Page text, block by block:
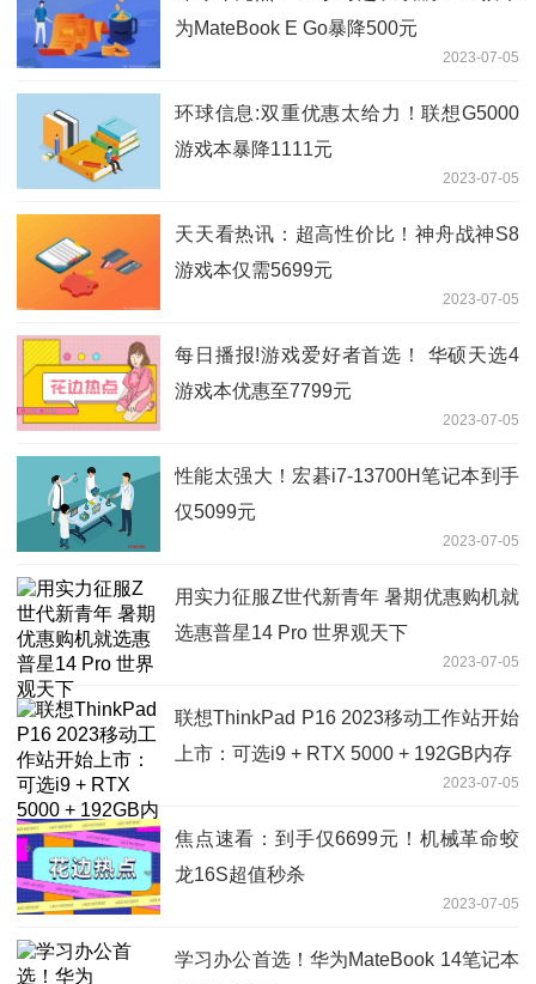
为MateBook E Go暴降500元
2023-07-05
环球信息:双重优惠太给力！联想G5000
游戏本暴降1111元
2023-07-05
天天看热讯：超高性价比！神舟战神S8
游戏本仅需5699元
2023-07-05
每日播报!游戏爱好者首选！ 华硕天选4
游戏本优惠至7799元
2023-07-05
性能太强大！宏碁i7-13700H笔记本到手
仅5099元
2023-07-05
用实力征服Z世代新青年 暑期优惠购机就
选惠普星14 Pro 世界观天下
2023-07-05
联想ThinkPad P16 2023移动工作站开始
上市：可选i9 + RTX 5000 + 192GB内存
2023-07-05
焦点速看：到手仅6699元！机械革命蛟
龙16S超值秒杀
2023-07-05
学习办公首选！华为MateBook 14笔记本